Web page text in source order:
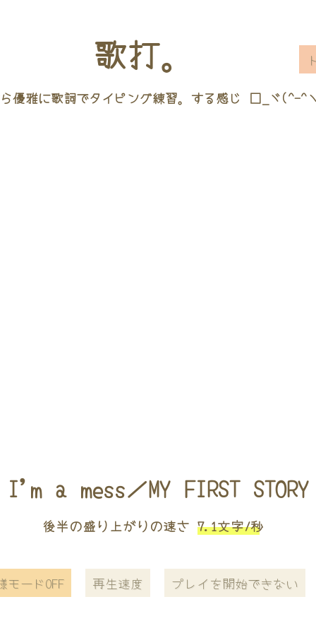
歌打。
優雅に歌詞でタイピング練習。する感じ □_ヾ(^-^
I'm a mess／MY FIRST STORY
後半の盛り上がりの速さ 7.1文字/秒
モードOFF 再生速度 プレイを開始できない